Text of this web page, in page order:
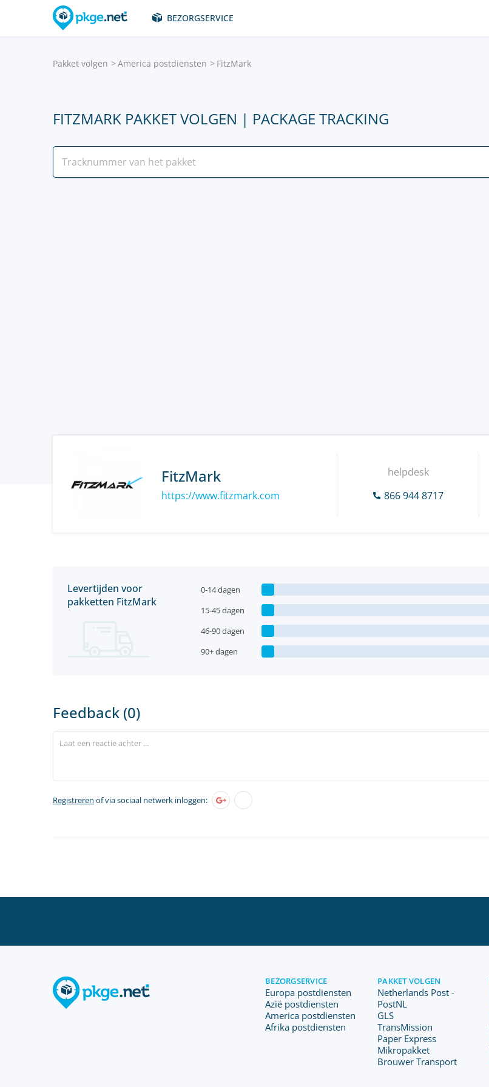
BEZORGSERVICE
Pakket volgen America postdiensten FitzMark
FITZMARK PAKKET VOLGEN | PACKAGE TRACKING
FitzMark
https://www.fitzmark.com
helpdesk
866 944 8717
Levertijden voor
pakketten FitzMark
0-14 dagen
15-45 dagen
46-90 dagen
90+ dagen
Feedback (0)
Registreren of via sociaal netwerk inloggen:
BEZORGSERVICE
Europa postdiensten
Azië postdiensten
America postdiensten
Afrika postdiensten
PAKKET VOLGEN
Netherlands Post -
PostNL
GLS
TransMission
Paper Express
Mikropakket
Brouwer Transport